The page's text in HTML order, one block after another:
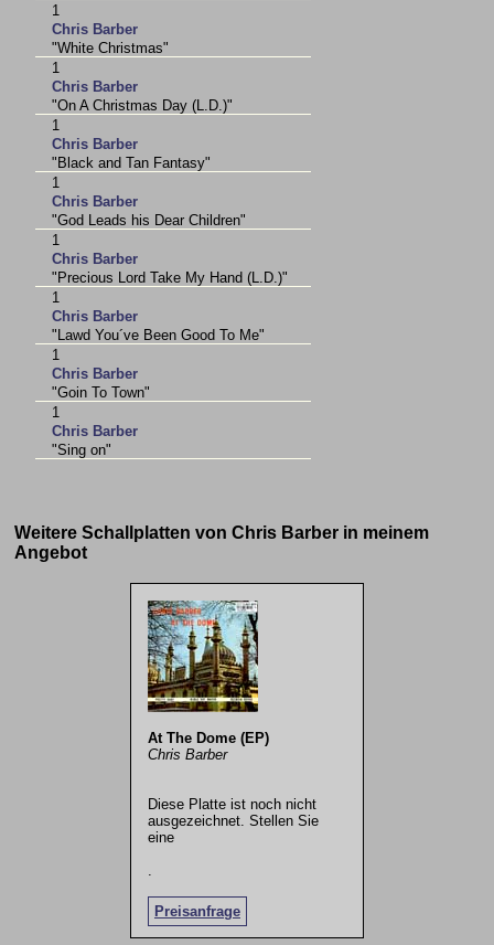
1
Chris Barber
"White Christmas"
1
Chris Barber
"On A Christmas Day (L.D.)"
1
Chris Barber
"Black and Tan Fantasy"
1
Chris Barber
"God Leads his Dear Children"
1
Chris Barber
"Precious Lord Take My Hand (L.D.)"
1
Chris Barber
"Lawd You´ve Been Good To Me"
1
Chris Barber
"Goin To Town"
1
Chris Barber
"Sing on"
Weitere Schallplatten von Chris Barber in meinem
Angebot
At The Dome (EP)
Chris Barber
Diese Platte ist noch nicht
ausgezeichnet. Stellen Sie
eine
Preisanfrage